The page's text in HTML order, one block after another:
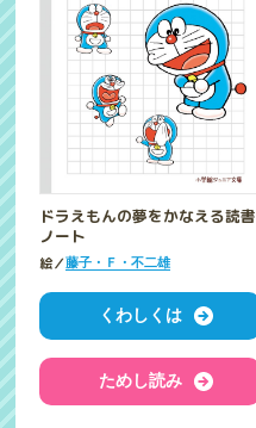
ドラえもんの夢をかなえる読書
ノート
絵／藤子・Ｆ・不二雄
くわしくは
ためし読み